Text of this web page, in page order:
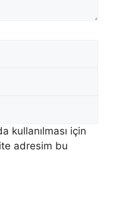
kullanılması için
adresim bu